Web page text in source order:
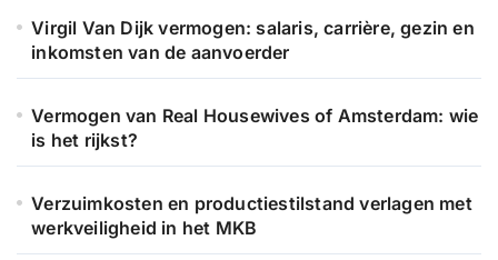
Virgil Van Dijk vermogen: salaris, carrière, gezin en
inkomsten van de aanvoerder
Vermogen van Real Housewives of Amsterdam: wie
is het rijkst?
Verzuimkosten en productiestilstand verlagen met
werkveiligheid in het MKB